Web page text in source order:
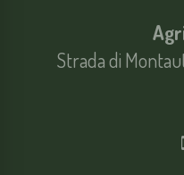
Strada di